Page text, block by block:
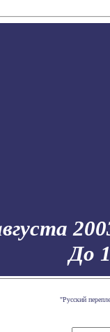
До
"Русский